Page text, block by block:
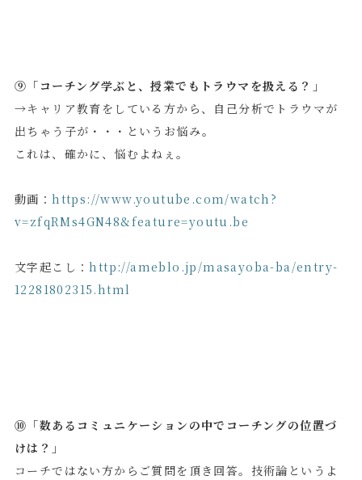
⑨「コーチング学ぶと、授業でもトラウマを扱える？」
→キャリア教育をしている方から、自己分析でトラウマが
出ちゃう子が・・・というお悩み。
これは、確かに、悩むよねぇ。
動画：https://www.youtube.com/watch?
v=zfqRMs4GN48&feature=youtu.be
文字起こし：http://ameblo.jp/masayoba-ba/entry-
12281802315.html
⑩「数あるコミュニケーションの中でコーチングの位置づ
けは？」
コーチではない方からご質問を頂き回答。技術論というよ